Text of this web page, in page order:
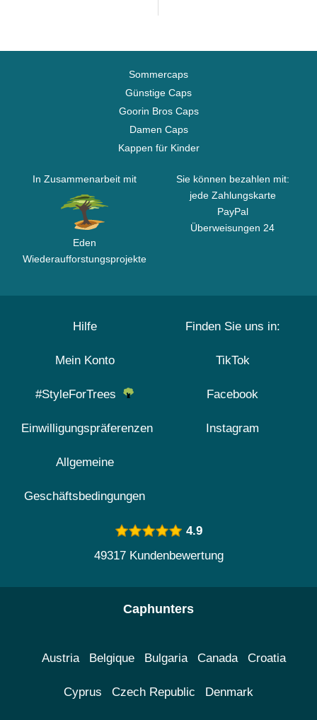
Sommercaps
Günstige Caps
Goorin Bros Caps
Damen Caps
Kappen für Kinder
In Zusammenarbeit mit
Eden
Wiederaufforstungsprojekte
Sie können bezahlen mit:
jede Zahlungskarte
PayPal
Überweisungen 24
Hilfe
Mein Konto
#StyleForTrees
Einwilligungspräferenzen
Allgemeine
Geschäftsbedingungen
Finden Sie uns in:
TikTok
Facebook
Instagram
4.9
49317 Kundenbewertung
Caphunters
Austria Belgique Bulgaria Canada Croatia
Cyprus Czech Republic Denmark